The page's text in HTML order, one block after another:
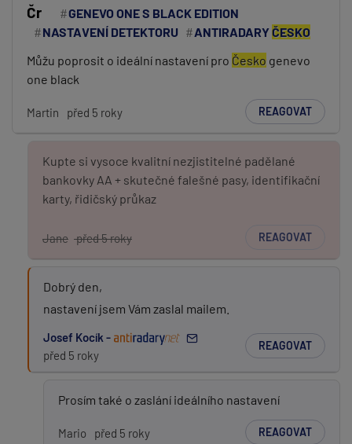
Čr
GENEVO ONE S BLACK EDITION
NASTAVENÍ DETEKTORU
ANTIRADARYČESKO
Můžu poprosit o ideální nastavení pro Česko genevo
one black
Martin před 5 roky REAGOVAT
Kupte si vysoce kvalitní nezjistitelné padělané
bankovky AA + skutečné falešné pasy, identifikační
karty, řidičský průkaz
Jane před 5 roky REAGOVAT
Dobrý den,
nastavení jsem Vám zaslal mailem.
Josef Kocík -
před 5 roky
REAGOVAT
Prosím také o zaslání ideálního nastavení
Mario před 5 roky REAGOVAT